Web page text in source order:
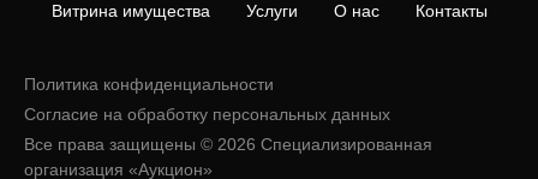
Витрина имущества Услуги О нас Контакты
Политика конфиденциальности
Согласие на обработку персональных данных
Все права защищены © 2026 Специализированная
организация «Аукцион»